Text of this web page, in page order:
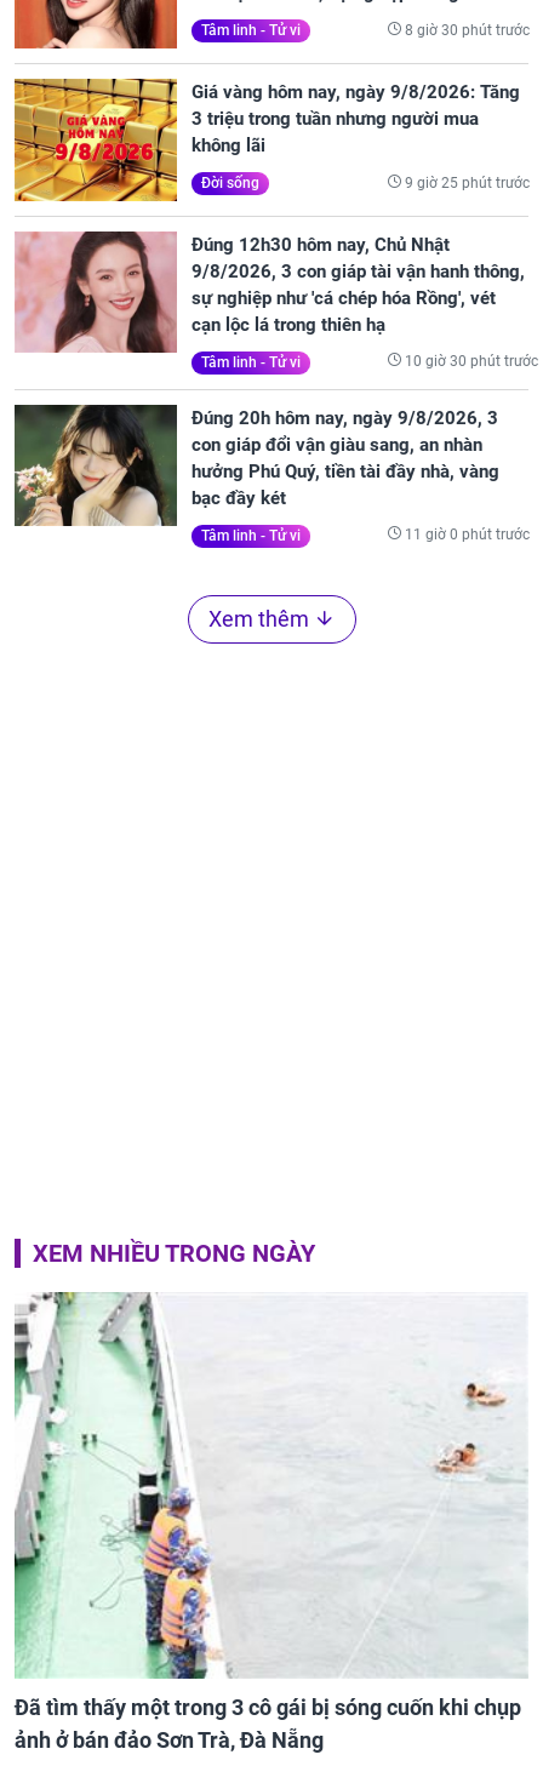
Tâm linh - Tử vi 8 giờ 30 phút trước
Giá vàng hôm nay, ngày 9/8/2026: Tăng
3 triệu trong tuần nhưng người mua
không lãi
Đời sống 9 giờ 25 phút trước
Đúng 12h30 hôm nay, Chủ Nhật
9/8/2026, 3 con giáp tài vận hanh thông,
sự nghiệp như 'cá chép hóa Rồng', vét
cạn lộc lá trong thiên hạ
Tâm linh - Tử vi 10 giờ 30 phút trước
Đúng 20h hôm nay, ngày 9/8/2026, 3
con giáp đổi vận giàu sang, an nhàn
hưởng Phú Quý, tiền tài đầy nhà, vàng
bạc đầy két
Tâm linh - Tử vi 11 giờ 0 phút trước
Xem thêm
XEM NHIỀU TRONG NGÀY
Đã tìm thấy một trong 3 cô gái bị sóng cuốn khi chụp
ảnh ở bán đảo Sơn Trà, Đà Nẵng